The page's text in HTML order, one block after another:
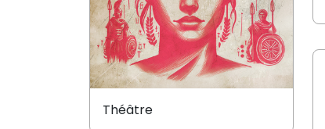
Théâtre